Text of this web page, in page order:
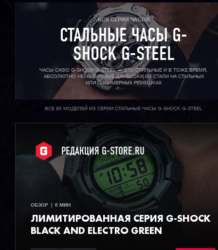
ВСЯ СЕРИЯ ЧАСОВ
СТАЛЬНЫЕ ЧАСЫ G-
SHOCK G-STEEL
ЧАСЫ CASIO G-SHOCK G-STEEL — ЭТО СТИЛЬНЫЕ И В ТОЖЕ ВРЕМЯ,
АБСОЛЮТНО НЕУБИВАЕМЫЕ ДЖИШОКИ ИЗ СТАЛИ НА СТАЛЬНЫХ
ИЛИ ПОЛИМЕРНЫХ РЕМЕШКАХ
ВСЕ 90 МОДЕЛЕЙ ИЗ СЕРИИ СТАЛЬНЫЕ ЧАСЫ G-SHOCK G-STEEL
РЕДАКЦИЯ G-STORE.RU
ОБЗОР  |  6 МИН
ЛИМИТИРОВАННАЯ СЕРИЯ G-SHOCK
BLACK AND ELECTRO GREEN